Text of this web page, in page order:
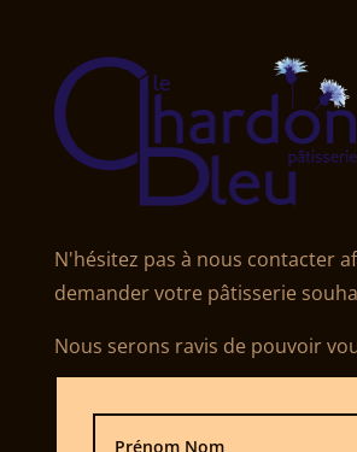
N'hésitez pas à nous contacter
demander votre pâtisserie
Nous serons ravis de pouvoir